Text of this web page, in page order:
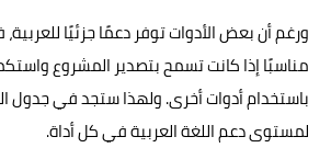
ورغم أن بعض الأدوات توفر دعمًا جزئيًا
مناسبًا إذا كانت تسمح بتصدير المشروع
باستخدام أدوات أخرى. ولهذا ستجد في جدول
لمستوى دعم اللغة العربية في كل أداة.